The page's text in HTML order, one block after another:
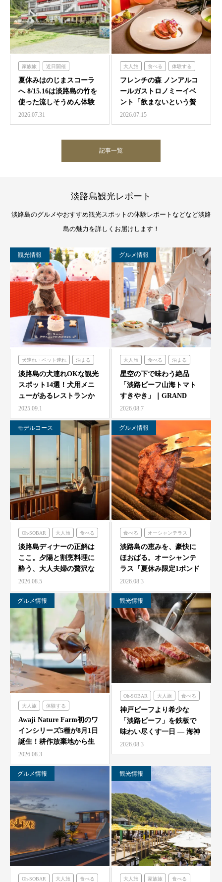
家族旅 近日開催
のじまスコーラ
夏休みはのじまスコーラ
へ 8/15.16は淡路島の竹を
使った流しそうめん体験
2026.07.31
大人旅 食べる 体験する
フレンチの森
フレンチの森 ノンアルコ
ールガストロノミーイベ
ント「飲まないという贅
沢 ～香りと味覚の館～…
2026.07.15
記事一覧
淡路島観光レポート
淡路島のグルメやおすすめ観光スポットの体験レポートなどなど淡路
島の魅力を詳しくお届けします！
観光情報
犬連れ・ペット連れ 泊まる
ミエレザガーデン
のじまスコーラ
シェフガーデン
淡路島の犬連れOKな観光
スポット14選！犬用メニ
ューがあるレストランか
らペット可ホテルまで…
2025.09.1
グルメ情報
大人旅 食べる 泊まる
グランシャリオ
星空の下で味わう絶品
「淡路ビーフ山海トマト
すきやき」｜GRAND
CHARIOT 北斗七星…
2026.08.7
モデルコース
Oh-SOBAR 大人旅 食べる
青海波
淡路島ディナーの正解は
ここ。夕陽と割烹料理に
酔う、大人夫婦の贅沢な
一夜をモダン蕎麦割烹
O…
2026.08.5
グルメ情報
食べる オーシャンテラス
淡路島の恵みを、豪快に
ほおばる。オーシャンテ
ラス『夏休み限定1ポンド
ビーフフェア』7月25…
2026.08.3
グルメ情報
大人旅 体験する
農家レストラン「陽・燦燦」
Awaji Nature Farm初のワ
インシリーズ5種が8月1日
誕生！耕作放棄地から生
ま…
2026.08.3
観光情報
Oh-SOBAR 大人旅 食べる
のじまスコーラ 海神人の食卓
神戸ビーフより希少な
「淡路ビーフ」を鉄板で
味わい尽くす一日 — 海神
人（アマン）の食卓
「桟…
2026.08.3
グルメ情報
Oh-SOBAR 大人旅 食べる
観光情報
大人旅 家族旅 食べる